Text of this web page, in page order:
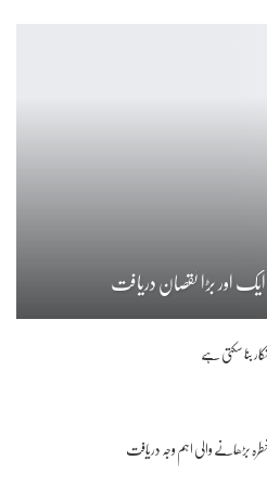
ایک اور بڑا نقصان دریافت
بنا سکتی ہے
بڑھانے والی اہم وجہ دریافت